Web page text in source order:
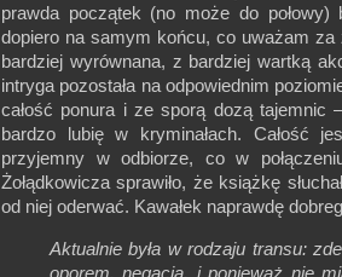
prawda początek (no może do połowy)
dopiero na samym końcu, co uważam za
bardziej wyrównana, z bardziej wartką
intryga pozostała na odpowiednim
całość ponura i ze sporą dozą
bardzo lubię w kryminałach. Całość
przyjemny w odbiorze, co w
Żołądkowicza sprawiło, że książkę
od niej oderwać. Kawałek naprawdę
Aktualnie była w rodzaju transu:
oporem, negacją, i ponieważ nie